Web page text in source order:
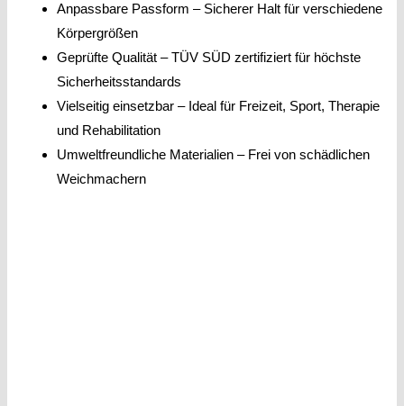
Anpassbare Passform – Sicherer Halt für verschiedene
Körpergrößen
Geprüfte Qualität – TÜV SÜD zertifiziert für höchste
Sicherheitsstandards
Vielseitig einsetzbar – Ideal für Freizeit, Sport, Therapie
und Rehabilitation
Umweltfreundliche Materialien – Frei von schädlichen
Weichmachern